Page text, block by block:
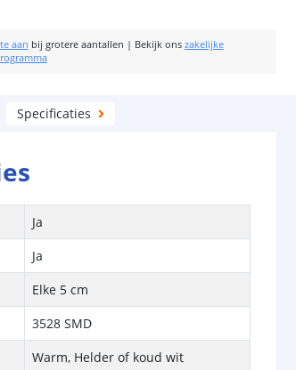
aan bij grotere aantallen | Bekijk ons zakelijke
Specificaties
Ja
Ja
Elke 5 cm
3528 SMD
Warm, Helder of koud wit